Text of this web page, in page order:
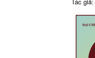
Tác giả: